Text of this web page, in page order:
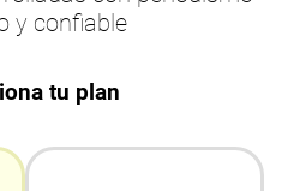
y confiable
tu plan